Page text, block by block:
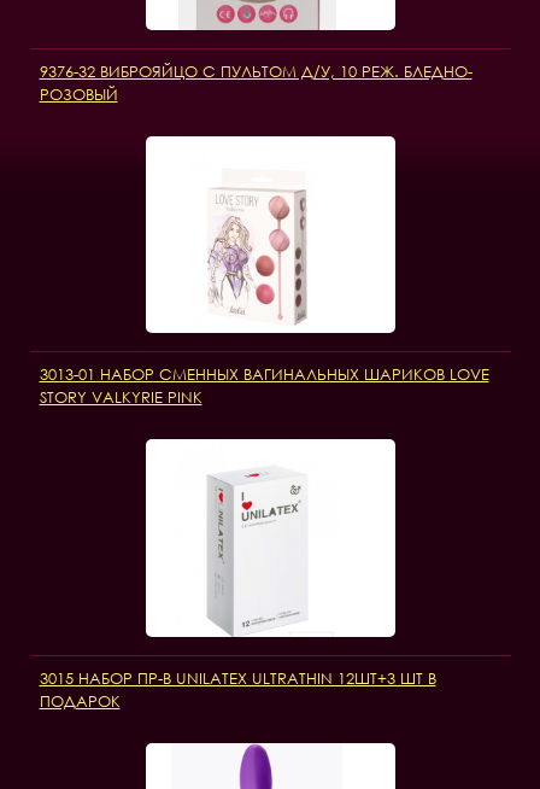
9376-32 ВИБРОЯЙЦО С ПУЛЬТОМ Д/У, 10 РЕЖ. БЛЕДНО-
РОЗОВЫЙ
3013-01 НАБОР СМЕННЫХ ВАГИНАЛЬНЫХ ШАРИКОВ LOVE
STORY VALKYRIE PINK
3015 НАБОР ПР-В UNILATEX ULTRATHIN 12ШТ+3 ШТ В
ПОДАРОК